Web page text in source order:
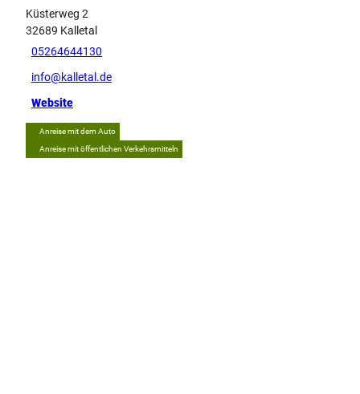
Küsterweg 2
32689 Kalletal
05264644130
info@kalletal.de
Website
Anreise mit dem Auto
Anreise mit öffentlichen Verkehrsmitteln